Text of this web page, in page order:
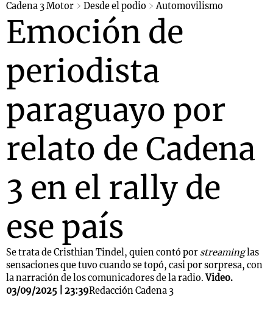
Cadena 3 Motor Desde el podio Automovilismo
Emoción de
periodista
paraguayo por
relato de Cadena
3 en el rally de
ese país
Se trata de Cristhian Tindel, quien contó por streaminglas
sensaciones que tuvo cuando se topó, casi por sorpresa, con
la narración de los comunicadores de la radio. Video.
03/09/2025 | 23:39Redacción Cadena 3
Mundial 2026
La Sole en
Cadena 3